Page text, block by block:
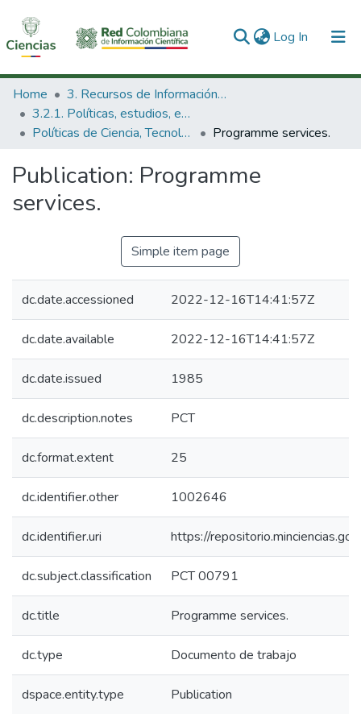
Log In (current)
Communities & Collections
All of DSpace
Home
3. Recursos de Información Científica y Tecnológica
3.2.1. Políticas, estudios, evaluaciones e indicadores de CTeI
Políticas de Ciencia, Tecnología e Innovación
Programme services.
Publication: Programme
services.
Simple item page
dc.date.accessioned 2022-12-16T14:41:57Z
dc.date.available 2022-12-16T14:41:57Z
dc.date.issued 1985
dc.description.notes PCT
dc.format.extent 25
dc.identifier.other 1002646
dc.identifier.uri https://
dc.subject.classification PCT 00791
dc.title Programme services.
dc.type Documento de trabajo
dspace.entity.type Publication